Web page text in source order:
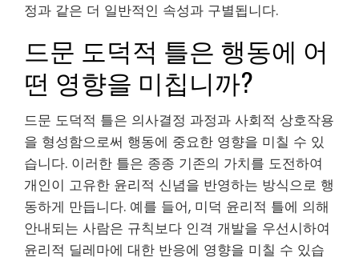
정과 같은 더 일반적인 속성과 구별됩니다.
드문 도덕적 틀은 행동에 어
떤 영향을 미칩니까?
드문 도덕적 틀은 의사결정 과정과 사회적 상호작용
을 형성함으로써 행동에 중요한 영향을 미칠 수 있
습니다. 이러한 틀은 종종 기존의 가치를 도전하여
개인이 고유한 윤리적 신념을 반영하는 방식으로 행
동하게 만듭니다. 예를 들어, 미덕 윤리적 틀에 의해
안내되는 사람은 규칙보다 인격 개발을 우선시하여
윤리적 딜레마에 대한 반응에 영향을 미칠 수 있습